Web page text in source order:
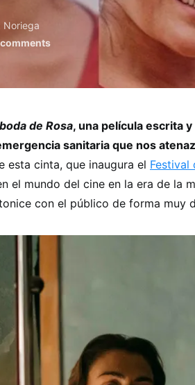
Noriega
de Rosa, una película escrita
sanitaria que nos
esta cinta, que inaugura el Festival
el mundo del cine en la era de la
con el público de forma muy